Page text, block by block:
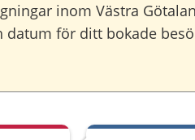
inom Västra
för ditt bokade